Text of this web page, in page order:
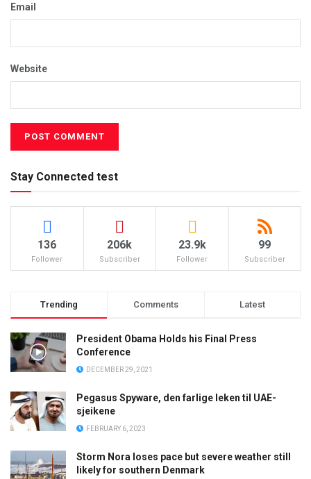
Email
Website
Stay Connected test
136
Follower
206k
Subscriber
23.9k
Follower
99
Subscriber
Trending Comments Latest
President Obama Holds his Final Press
Conference
DECEMBER 29, 2021
Pegasus Spyware, den farlige leken til UAE-
sjeikene
FEBRUARY 6, 2023
Storm Nora loses pace but severe weather still
likely for southern Denmark